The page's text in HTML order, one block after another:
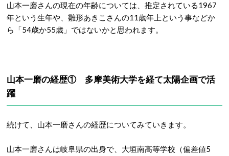
山本一磨さんの現在の年齢については、推定されている1967
年という生年や、雛形あきこさんの11歳年上という事などか
ら「54歳か55歳」ではないかと思われます。
山本一磨の経歴① 多摩美術大学を経て太陽企画で活
躍
続けて、山本一磨さんの経歴についてみていきます。
山本一磨さんは岐阜県の出身で、大垣南高等学校（偏差値5